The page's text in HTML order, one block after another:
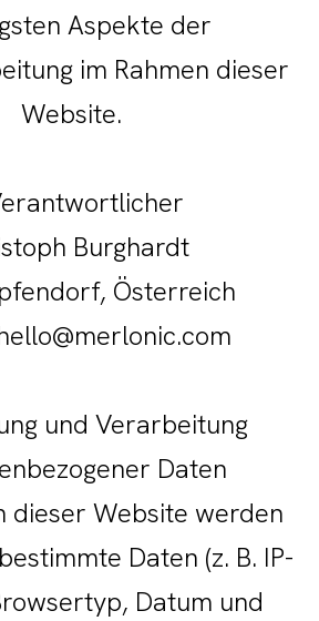
Aspekte der
im Rahmen dieser
Website.
Burghardt
Österreich
und Verarbeitung
Daten
dieser Website werden
Daten (z. B. IP-
Datum und